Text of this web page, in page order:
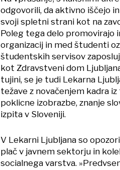
odgovorili, da aktivno iščejo
svoji spletni strani kot na
Poleg tega delo promovirajo
organizacij in med študenti
študentskih servisov
kot Zdravstveni dom
tujini, se je tudi Lekarna
težave z novačenjem kadra
poklicne izobrazbe, znanje
izpita v Sloveniji.
V Lekarni Ljubljana so
plač v javnem sektorju in
socialnega varstva.